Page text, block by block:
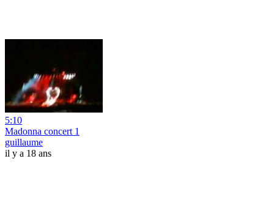
5:10
Madonna concert 1
guillaume
il y a 18 ans